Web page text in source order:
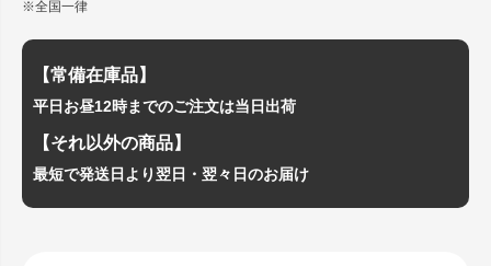
※全国一律
【常備在庫品】
平日お昼12時までのご注文は当日出荷
【それ以外の商品】
最短で発送日より翌日・翌々日のお届け